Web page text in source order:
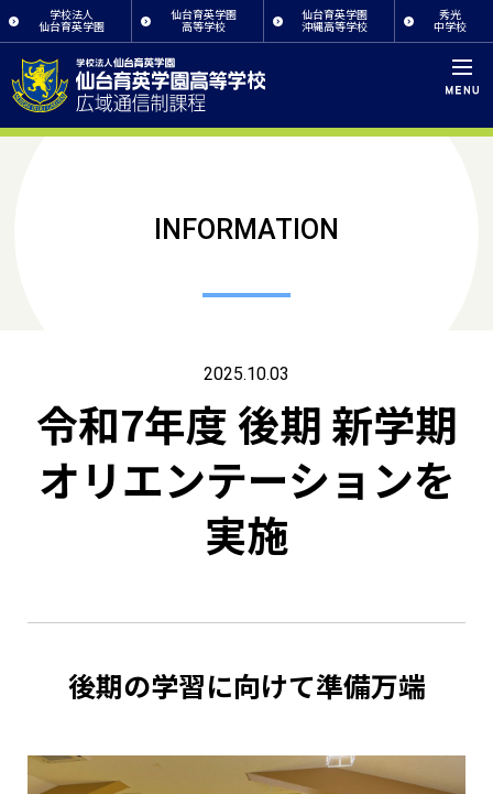
学校法人
仙台育英学園
仙台育英学園
高等学校
仙台育英学園
沖縄高等学校
秀光
中学校
INFORMATION
2025.10.03
令和7年度 後期 新学期
オリエンテーションを
実施
後期の学習に向けて準備万端